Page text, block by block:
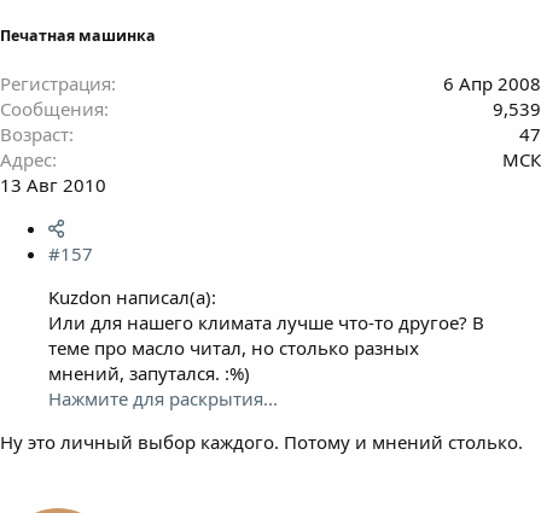
Печатная машинка
Регистрация
6 Апр 2008
Сообщения
9,539
Возраст
47
Адрес
МСК
13 Авг 2010
#157
Kuzdon написал(а):
Или для нашего климата лучше что-то другое? В
теме про масло читал, но столько разных
мнений, запутался. :%)
Нажмите для раскрытия...
Ну это личный выбор каждого. Потому и мнений столько.